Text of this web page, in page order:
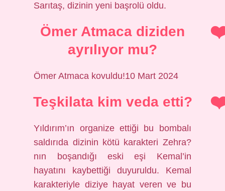
Sarıtaş, dizinin yeni başrolü oldu.
Ömer Atmaca diziden
ayrılıyor mu?
Ömer Atmaca kovuldu!10 Mart 2024
Teşkilata kim veda etti?
Yıldırım’ın organize ettiği bu bombalı
saldırıda dizinin kötü karakteri Zehra?
nın boşandığı eski eşi Kemal’in
hayatını kaybettiği duyuruldu. Kemal
karakteriyle diziye hayat veren ve bu